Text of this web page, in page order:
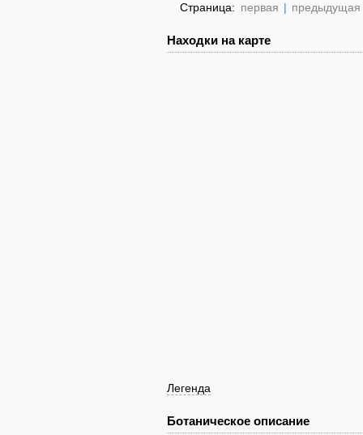
Страница: первая | предыдущая
Находки на карте
Легенда
Ботаническое описание